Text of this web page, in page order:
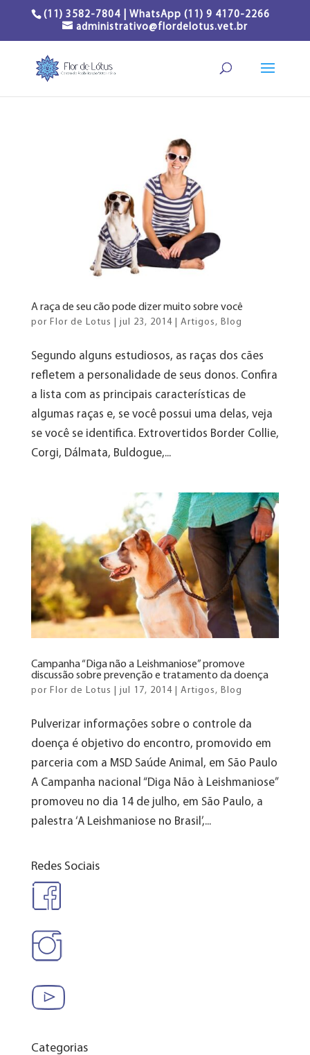
(11) 3582-7804 | WhatsApp (11) 9 4170-2266
administrativo@flordelotus.vet.br
A raça de seu cão pode dizer muito sobre você
por Flor de Lotus jul 23, 2014| Artigos, Blog
Segundo alguns estudiosos, as raças dos cães
refletem a personalidade de seus donos. Confira
a lista com as principais características de
algumas raças e, se você possui uma delas, veja
se você se identifica. Extrovertidos Border Collie,
Corgi, Dálmata, Buldogue,...
Campanha “Diga não a Leishmaniose” promove
discussão sobre prevenção e tratamento da doença
por Flor de Lotus jul 17, 2014| Artigos, Blog
Pulverizar informações sobre o controle da
doença é objetivo do encontro, promovido em
parceria com a MSD Saúde Animal, em São Paulo
A Campanha nacional “Diga Não à Leishmaniose”
promoveu no dia 14 de julho, em São Paulo, a
palestra ‘A Leishmaniose no Brasil’,...
Redes Sociais
Categorias